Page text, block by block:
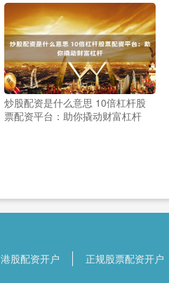
炒股配资是什么意思 10倍杠杆股
票配资平台：助你撬动财富杠杆
港股配资开户 正规股票配资开户